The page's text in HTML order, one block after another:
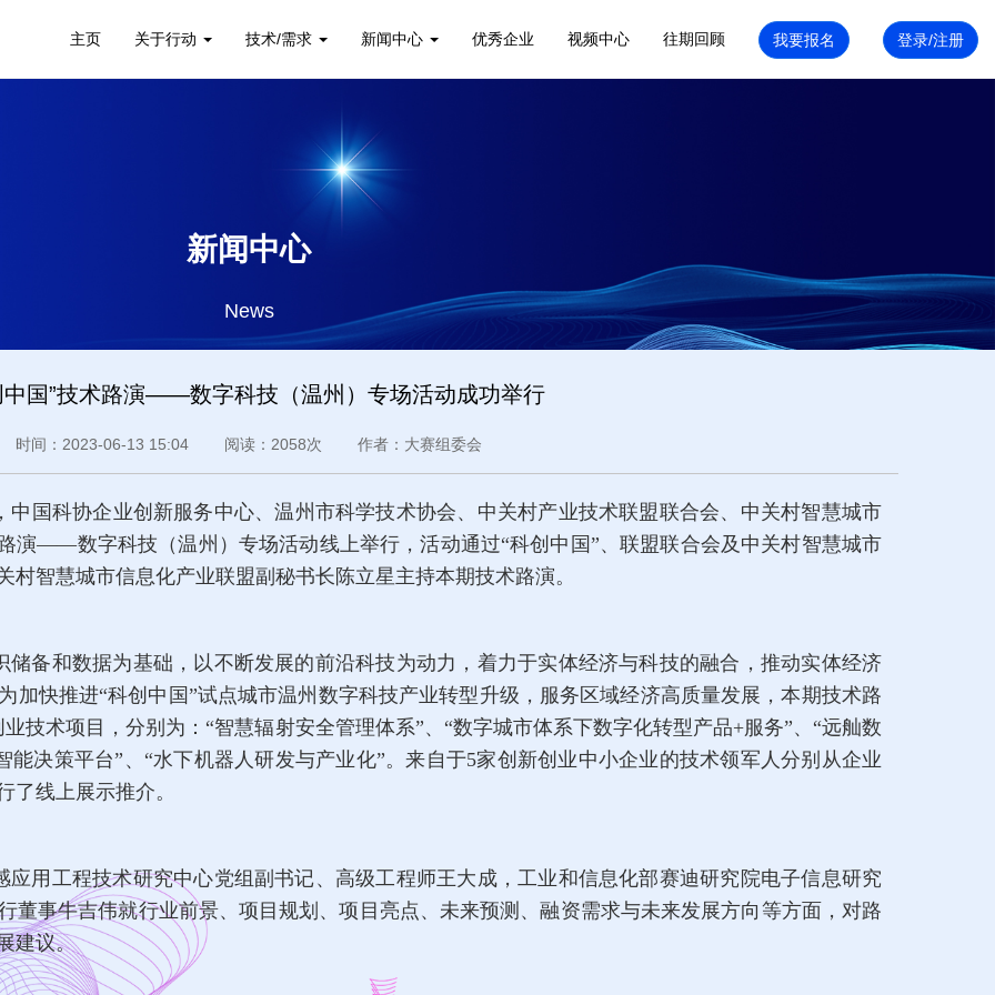
主页 关于行动 技术/需求 新闻中心 优秀企业 视频中心 往期回顾
新闻中心
News
中国”技术路演——数字科技（温州）专场活动成功举行
时间：2023-06-13 15:04 阅读：2058次 作者：大赛组委会
中国科协企业创新服务中心、温州市科学技术协会、中关村产业技术联盟联合会、中关村智慧城市
演——数字科技（温州）专场活动线上举行，活动通过“科创中国”、联盟联合会及中关村智慧城市
智慧城市信息化产业联盟副秘书长陈立星主持本期技术路演。
备和数据为基础，以不断发展的前沿科技为动力，着力于实体经济与科技的融合，推动实体经济
加快推进“科创中国”试点城市温州数字科技产业转型升级，服务区域经济高质量发展，本期技术路
技术项目，分别为：“智慧辐射安全管理体系”、“数字城市体系下数字化转型产品+服务”、“远舢数
能决策平台”、“水下机器人研发与产业化”。来自于5家创新创业中小企业的技术领军人分别从企业
了线上展示推介。
用工程技术研究中心党组副书记、高级工程师王大成，工业和信息化部赛迪研究院电子信息研究
董事牛吉伟就行业前景、项目规划、项目亮点、未来预测、融资需求与未来发展方向等方面，对路
建议。